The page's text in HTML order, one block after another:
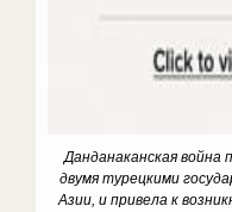
Данданаканская война
двумя турецкими
Азии, и привела к